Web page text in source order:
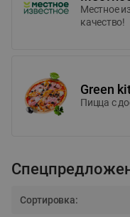
Местное
качество!
Green
Пицца c
Сортировка: